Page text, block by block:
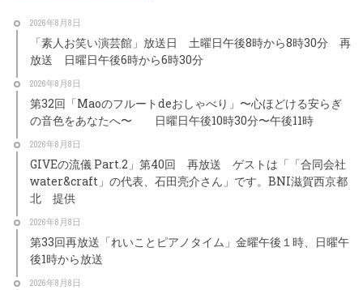
2026年8月8日
「素人お笑い演芸館」放送日 土曜日午後8時から8時30分 再
放送 日曜日午後6時から6時30分
2026年8月8日
第32回「Maoのフルートdeおしゃべり」〜心ほどける安らぎ
の音色をあなたへ〜 日曜日午後10時30分〜午後11時
2026年8月8日
GIVEの流儀 Part.2」第40回 再放送 ゲストは「「合同会社
water&craft」の代表、石田亮介さん」です。BNI滋賀西京都
北 提供
2026年8月8日
第33回再放送「れいことピアノタイム」金曜午後１時、日曜午
後1時から放送
2026年8月8日